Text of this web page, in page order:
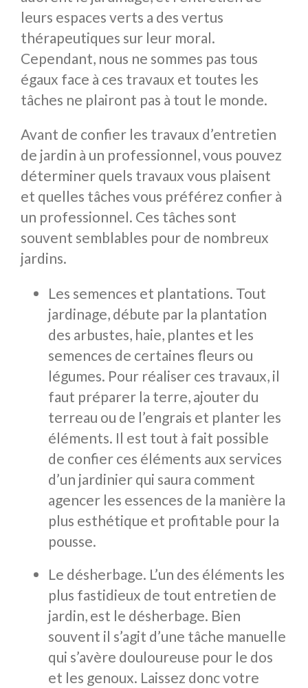
leurs espaces verts a des vertus
thérapeutiques sur leur moral.
Cependant, nous ne sommes pas tous
égaux face à ces travaux et toutes les
tâches ne plairont pas à tout le monde.
Avant de confier les travaux d’entretien
de jardin à un professionnel, vous pouvez
déterminer quels travaux vous plaisent
et quelles tâches vous préférez confier à
un professionnel. Ces tâches sont
souvent semblables pour de nombreux
jardins.
Les semences et plantations. Tout
jardinage, débute par la plantation
des arbustes, haie, plantes et les
semences de certaines fleurs ou
légumes. Pour réaliser ces travaux, il
faut préparer la terre, ajouter du
terreau ou de l’engrais et planter les
éléments. Il est tout à fait possible
de confier ces éléments aux services
d’un jardinier qui saura comment
agencer les essences de la manière la
plus esthétique et profitable pour la
pousse.
Le désherbage. L’un des éléments les
plus fastidieux de tout entretien de
jardin, est le désherbage. Bien
souvent il s’agit d’une tâche manuelle
qui s’avère douloureuse pour le dos
et les genoux. Laissez donc votre